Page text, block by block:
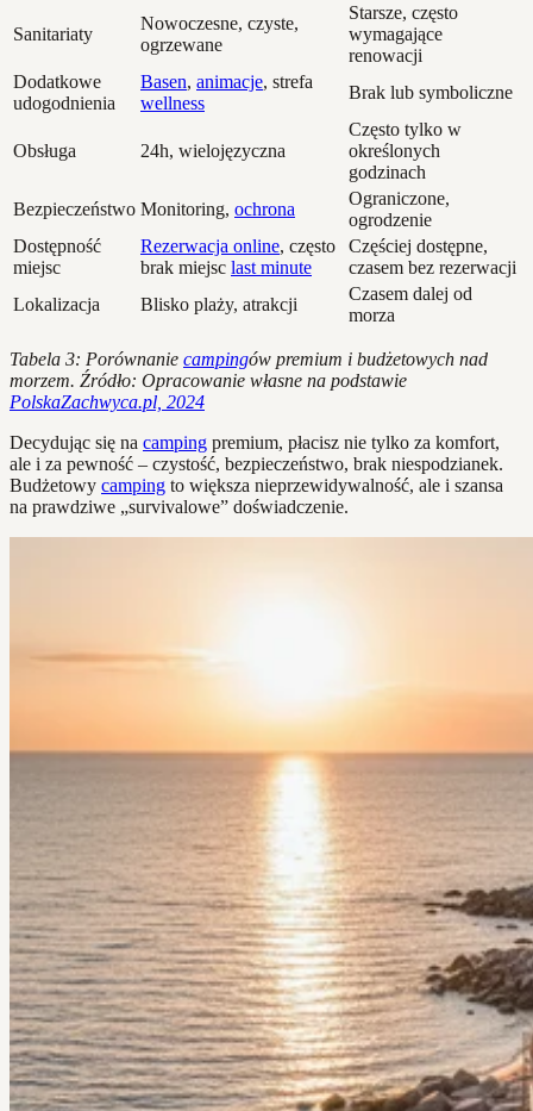
Sanitariaty
Nowoczesne, czyste,
ogrzewane
Starsze, często
wymagające
renowacji
Dodatkowe
udogodnienia
Basen, animacje, strefa
wellness
Brak lub symboliczne
Obsługa 24h, wielojęzyczna
Często tylko w
określonych
godzinach
Bezpieczeństwo Monitoring, ochrona
Ograniczone,
ogrodzenie
Dostępność
miejsc
Rezerwacja online, często
brak miejsc last minute
Częściej dostępne,
czasem bez rezerwacji
Lokalizacja
Blisko plaży, atrakcji
Czasem dalej od
morza
Tabela 3: Porównanie campingów premium i budżetowych nad
morzem. Źródło: Opracowanie własne na podstawie
PolskaZachwyca.pl, 2024
Decydując się na camping premium, płacisz nie tylko za komfort,
ale i za pewność – czystość, bezpieczeństwo, brak niespodzianek.
Budżetowy camping to większa nieprzewidywalność, ale i szansa
na prawdziwe „survivalowe” doświadczenie.